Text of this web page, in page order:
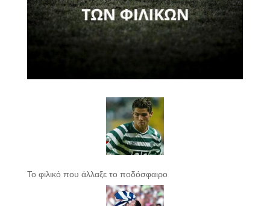
Το φιλικό που άλλαξε το ποδόσφαιρο